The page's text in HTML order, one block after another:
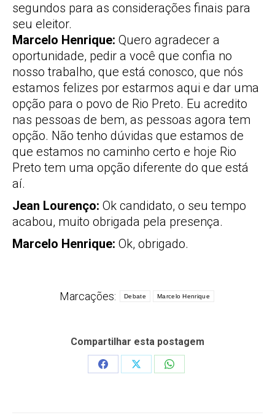
segundos para as considerações finais para
seu eleitor.
Marcelo Henrique: Quero agradecer a
oportunidade, pedir a você que confia no
nosso trabalho, que está conosco, que nós
estamos felizes por estarmos aqui e dar uma
opção para o povo de Rio Preto. Eu acredito
nas pessoas de bem, as pessoas agora tem
opção. Não tenho dúvidas que estamos de
que estamos no caminho certo e hoje Rio
Preto tem uma opção diferente do que está
aí.
Jean Lourenço: Ok candidato, o seu tempo
acabou, muito obrigada pela presença.
Marcelo Henrique: Ok, obrigado.
Marcações: Debate Marcelo Henrique
Compartilhar esta postagem
Share
Share
Share